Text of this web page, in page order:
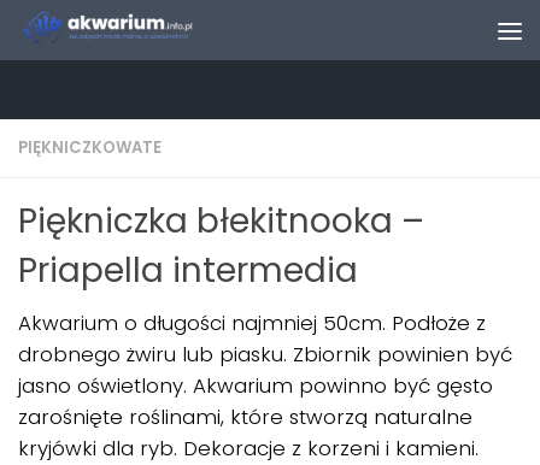
Skip to content
PIĘKNICZKOWATE
Piękniczka błekitnooka –
Priapella intermedia
Akwarium o długości najmniej 50cm. Podłoże z
drobnego żwiru lub piasku. Zbiornik powinien być
jasno oświetlony. Akwarium powinno być gęsto
zarośnięte roślinami, które stworzą naturalne
kryjówki dla ryb. Dekoracje z korzeni i kamieni.